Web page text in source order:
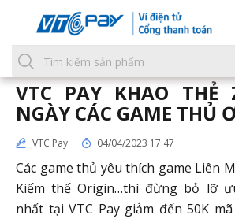
VTC PAY KHAO THẺ
NGÀY CÁC GAME THỦ
VTC Pay 04/04/2023 17:47
Các game thủ yêu thích game Liên
Kiếm thế Origin…thì đừng bỏ lỡ
nhất tại VTC Pay giảm đến 50K